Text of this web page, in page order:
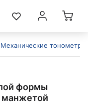
Механические тонометры
формы
манжетой